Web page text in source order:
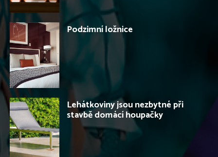
Podzimní ložnice
Lehátkoviny jsou nezbytné při
stavbě domácí houpačky